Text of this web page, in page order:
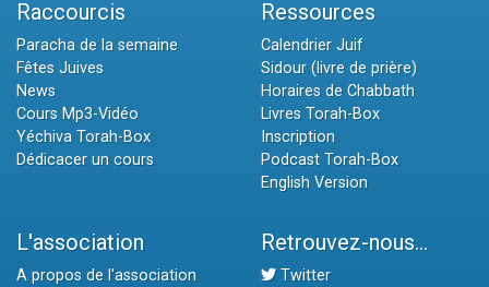
Raccourcis
Paracha de la semaine
Fêtes Juives
News
Cours Mp3-Vidéo
Yéchiva Torah-Box
Dédicacer un cours
Ressources
Calendrier Juif
Sidour (livre de prière)
Horaires de Chabbath
Livres Torah-Box
Inscription
Podcast Torah-Box
English Version
L'association
A propos de l'association
Retrouvez-nous...
Twitter